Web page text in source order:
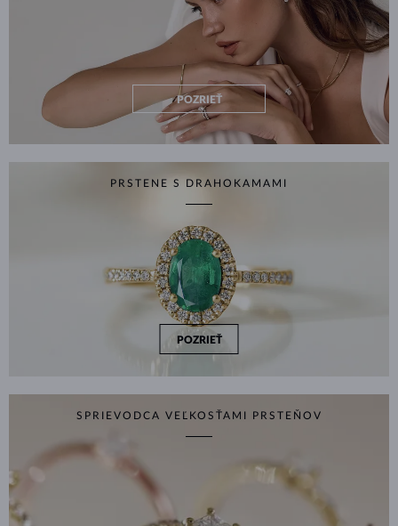
POZRIEŤ
PRSTENE S DRAHOKAMAMI
POZRIEŤ
SPRIEVODCA VEĽKOSŤAMI PRSTEŇOV